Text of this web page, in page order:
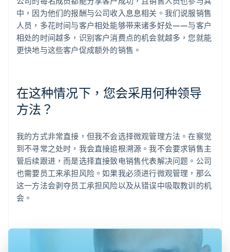
中，因为他们的报酬与公司收入息息相关。我们说服销售
人员，多花时间与客户相处能够带来诸多好处——与客户
相处的时间越多，识别客户消费点的机会就越多，您就能
更快地与这些客户促成额外的销售。
在这种情况下，您会采用何种领导
方法？
我的方式非常直接，但我不会选择微观管理方法。在察觉
到不寻常之处时，我会直接追根溯源。我不会要求销售主
管后续跟进，而是选择直接致电销售代表解决问题。公司
也需要员工来承担风险。如果我必须进行微观管理，那么
这一方法会剥夺员工承担风险以及从错误中吸取教训的机
会。